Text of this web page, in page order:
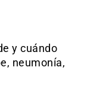
y cuándo
neumonía,